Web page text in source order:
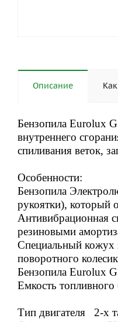
Описание
Бензопила Eurolux
внутреннего
спиливания веток,
Особенности:
Бензопила
рукоятки), который
Антивибрационная
резиновыми
Специальный кожух
поворотного
Бензопила Eurolux
Емкость топливного
Тип двигателя 2-х